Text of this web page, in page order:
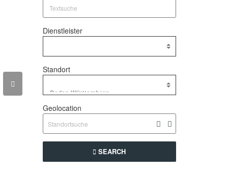
Dienstleister
Standort
Geolocation
SEARCH